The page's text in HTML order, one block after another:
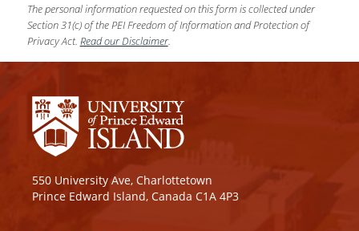
The personal information requested on this form is collected under
Section 31(c) of the PEI Freedom of Information and Protection of
Privacy Act. Read our Disclaimer.
550 University Ave, Charlottetown
Prince Edward Island, Canada C1A 4P3